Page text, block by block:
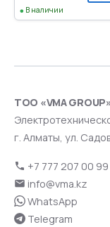
В наличии
ТОО «VMA
г. Алматы, ул.
+7 777 207 00 99
info@vma.kz
WhatsApp
Telegram